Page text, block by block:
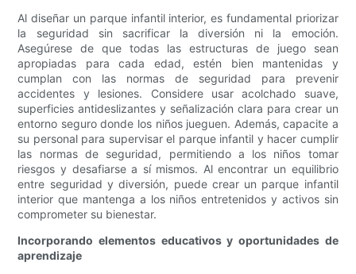
Al diseñar un parque infantil interior, es fundamental priorizar
la seguridad sin sacrificar la diversión ni la emoción.
Asegúrese de que todas las estructuras de juego sean
apropiadas para cada edad, estén bien mantenidas y
cumplan con las normas de seguridad para prevenir
accidentes y lesiones. Considere usar acolchado suave,
superficies antideslizantes y señalización clara para crear un
entorno seguro donde los niños jueguen. Además, capacite a
su personal para supervisar el parque infantil y hacer cumplir
las normas de seguridad, permitiendo a los niños tomar
riesgos y desafiarse a sí mismos. Al encontrar un equilibrio
entre seguridad y diversión, puede crear un parque infantil
interior que mantenga a los niños entretenidos y activos sin
comprometer su bienestar.
Incorporando elementos educativos y oportunidades de
aprendizaje